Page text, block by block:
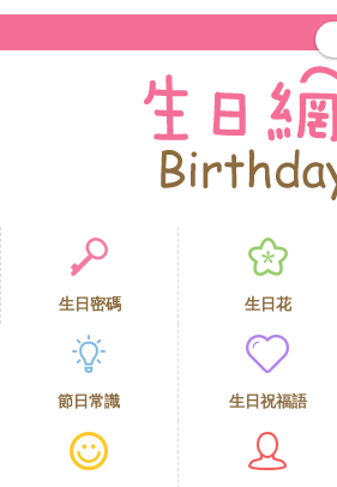
生日密碼 生日花
節日常識 生日祝福語